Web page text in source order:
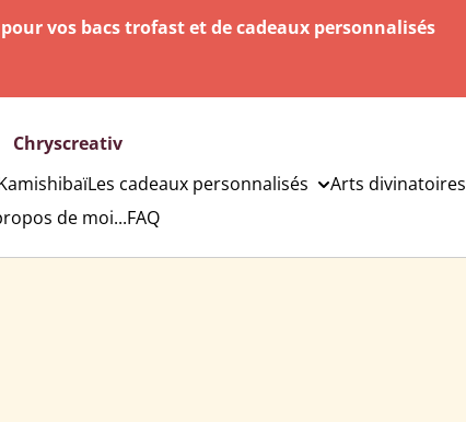
vos bacs trofast et de cadeaux personnalisés
Chryscreativ
Les cadeaux personnalisés
Arts divinatoires
de moi...FAQ